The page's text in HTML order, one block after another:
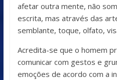
afetar outra mente, não
escrita, mas através das
semblante, toque, olfato,
Acredita-se que o homem
comunicar com ges­tos e
emoções de acordo com a